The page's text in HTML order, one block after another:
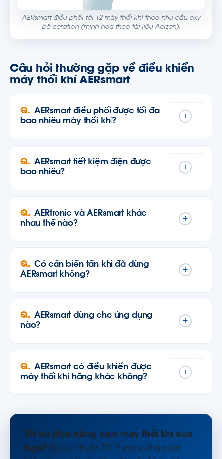
AERsmart điều phối tới 12 máy thổi khí theo nhu cầu oxy
bể aeration (minh họa theo tài liệu Aerzen).
Câu hỏi thường gặp về điều khiển
máy thổi khí AERsmart
AERsmart điều phối được tối đa
bao nhiêu máy thổi khí?
+
AERsmart tiết kiệm điện được
bao nhiêu?
+
AERtronic và AERsmart khác
nhau thế nào?
+
Có cần biến tần khi đã dùng
AERsmart không?
+
AERsmart dùng cho ứng dụng
nào?
+
AERsmart có điều khiển được
máy thổi khí hãng khác không?
+
Tối ưu điện năng cụm máy thổi khí của
bạn? Đội kỹ thuật TKT Pumps khảo sát